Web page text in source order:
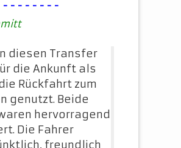
--------
diesen Transfer
die Ankunft als
Rückfahrt zum
genutzt. Beide
hervorragend
Die Fahrer
freundlich